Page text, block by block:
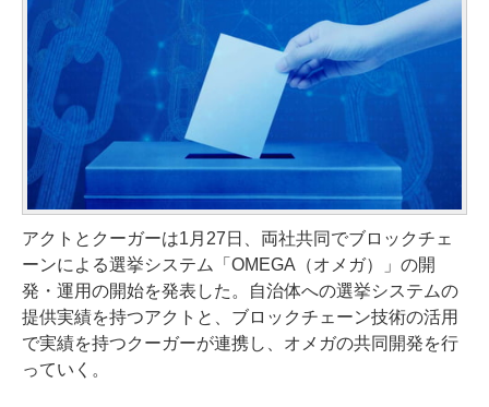
アクトとクーガーは1月27日、両社共同でブロックチェ
ーンによる選挙システム「OMEGA（オメガ）」の開
発・運用の開始を発表した。自治体への選挙システムの
提供実績を持つアクトと、ブロックチェーン技術の活用
で実績を持つクーガーが連携し、オメガの共同開発を行
っていく。